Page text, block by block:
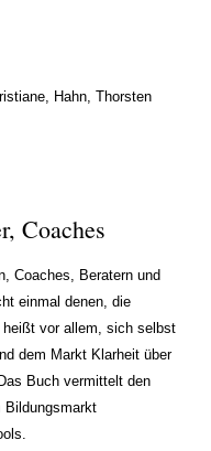
Hahn, Thorsten
Coaches
Coaches, Beratern und
einmal denen, die
heißt vor allem, sich selbst
dem Markt Klarheit über
Buch vermittelt den
Bildungsmarkt